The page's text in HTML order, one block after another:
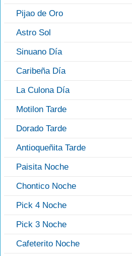
Pijao de Oro
Astro Sol
Sinuano Día
Caribeña Día
La Culona Día
Motilon Tarde
Dorado Tarde
Antioqueñita Tarde
Paisita Noche
Chontico Noche
Pick 4 Noche
Pick 3 Noche
Cafeterito Noche